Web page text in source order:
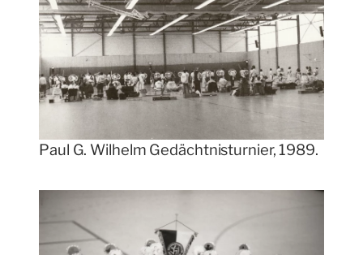
Paul G. Wilhelm Gedächtnisturnier, 1989.